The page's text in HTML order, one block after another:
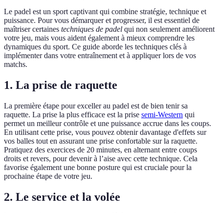
Le padel est un sport captivant qui combine stratégie, technique et
puissance. Pour vous démarquer et progresser, il est essentiel de
maîtriser certaines techniques de padel qui non seulement améliorent
votre jeu, mais vous aident également à mieux comprendre les
dynamiques du sport. Ce guide aborde les techniques clés à
implémenter dans votre entraînement et à appliquer lors de vos
matchs.
1. La prise de raquette
La première étape pour exceller au padel est de bien tenir sa
raquette. La prise la plus efficace est la prise semi-Western qui
permet un meilleur contrôle et une puissance accrue dans les coups.
En utilisant cette prise, vous pouvez obtenir davantage d'effets sur
vos balles tout en assurant une prise confortable sur la raquette.
Pratiquez des exercices de 20 minutes, en alternant entre coups
droits et revers, pour devenir à l’aise avec cette technique. Cela
favorise également une bonne posture qui est cruciale pour la
prochaine étape de votre jeu.
2. Le service et la volée